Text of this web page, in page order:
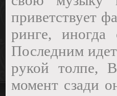
приветствует
ринге, иногда
Последним
рукой толпе,
момент сзади